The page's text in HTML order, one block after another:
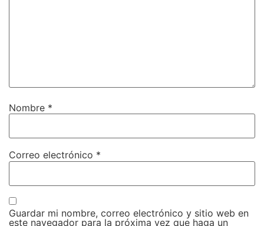
Nombre *
Correo electrónico *
Guardar mi nombre, correo electrónico y sitio web en
este navegador para la próxima vez que haga un